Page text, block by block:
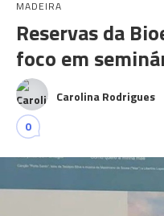
MADEIRA
Reservas da
foco em
Carolina Rodrigues
0